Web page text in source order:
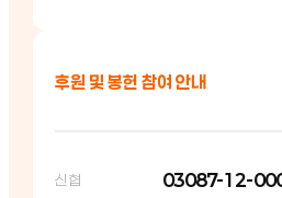
후원 및 봉헌 참여 안내
신협 03087-12-